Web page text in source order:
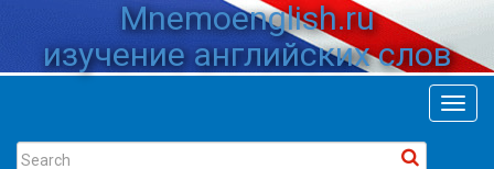
Mnemoenglish.ru
изучение английских слов